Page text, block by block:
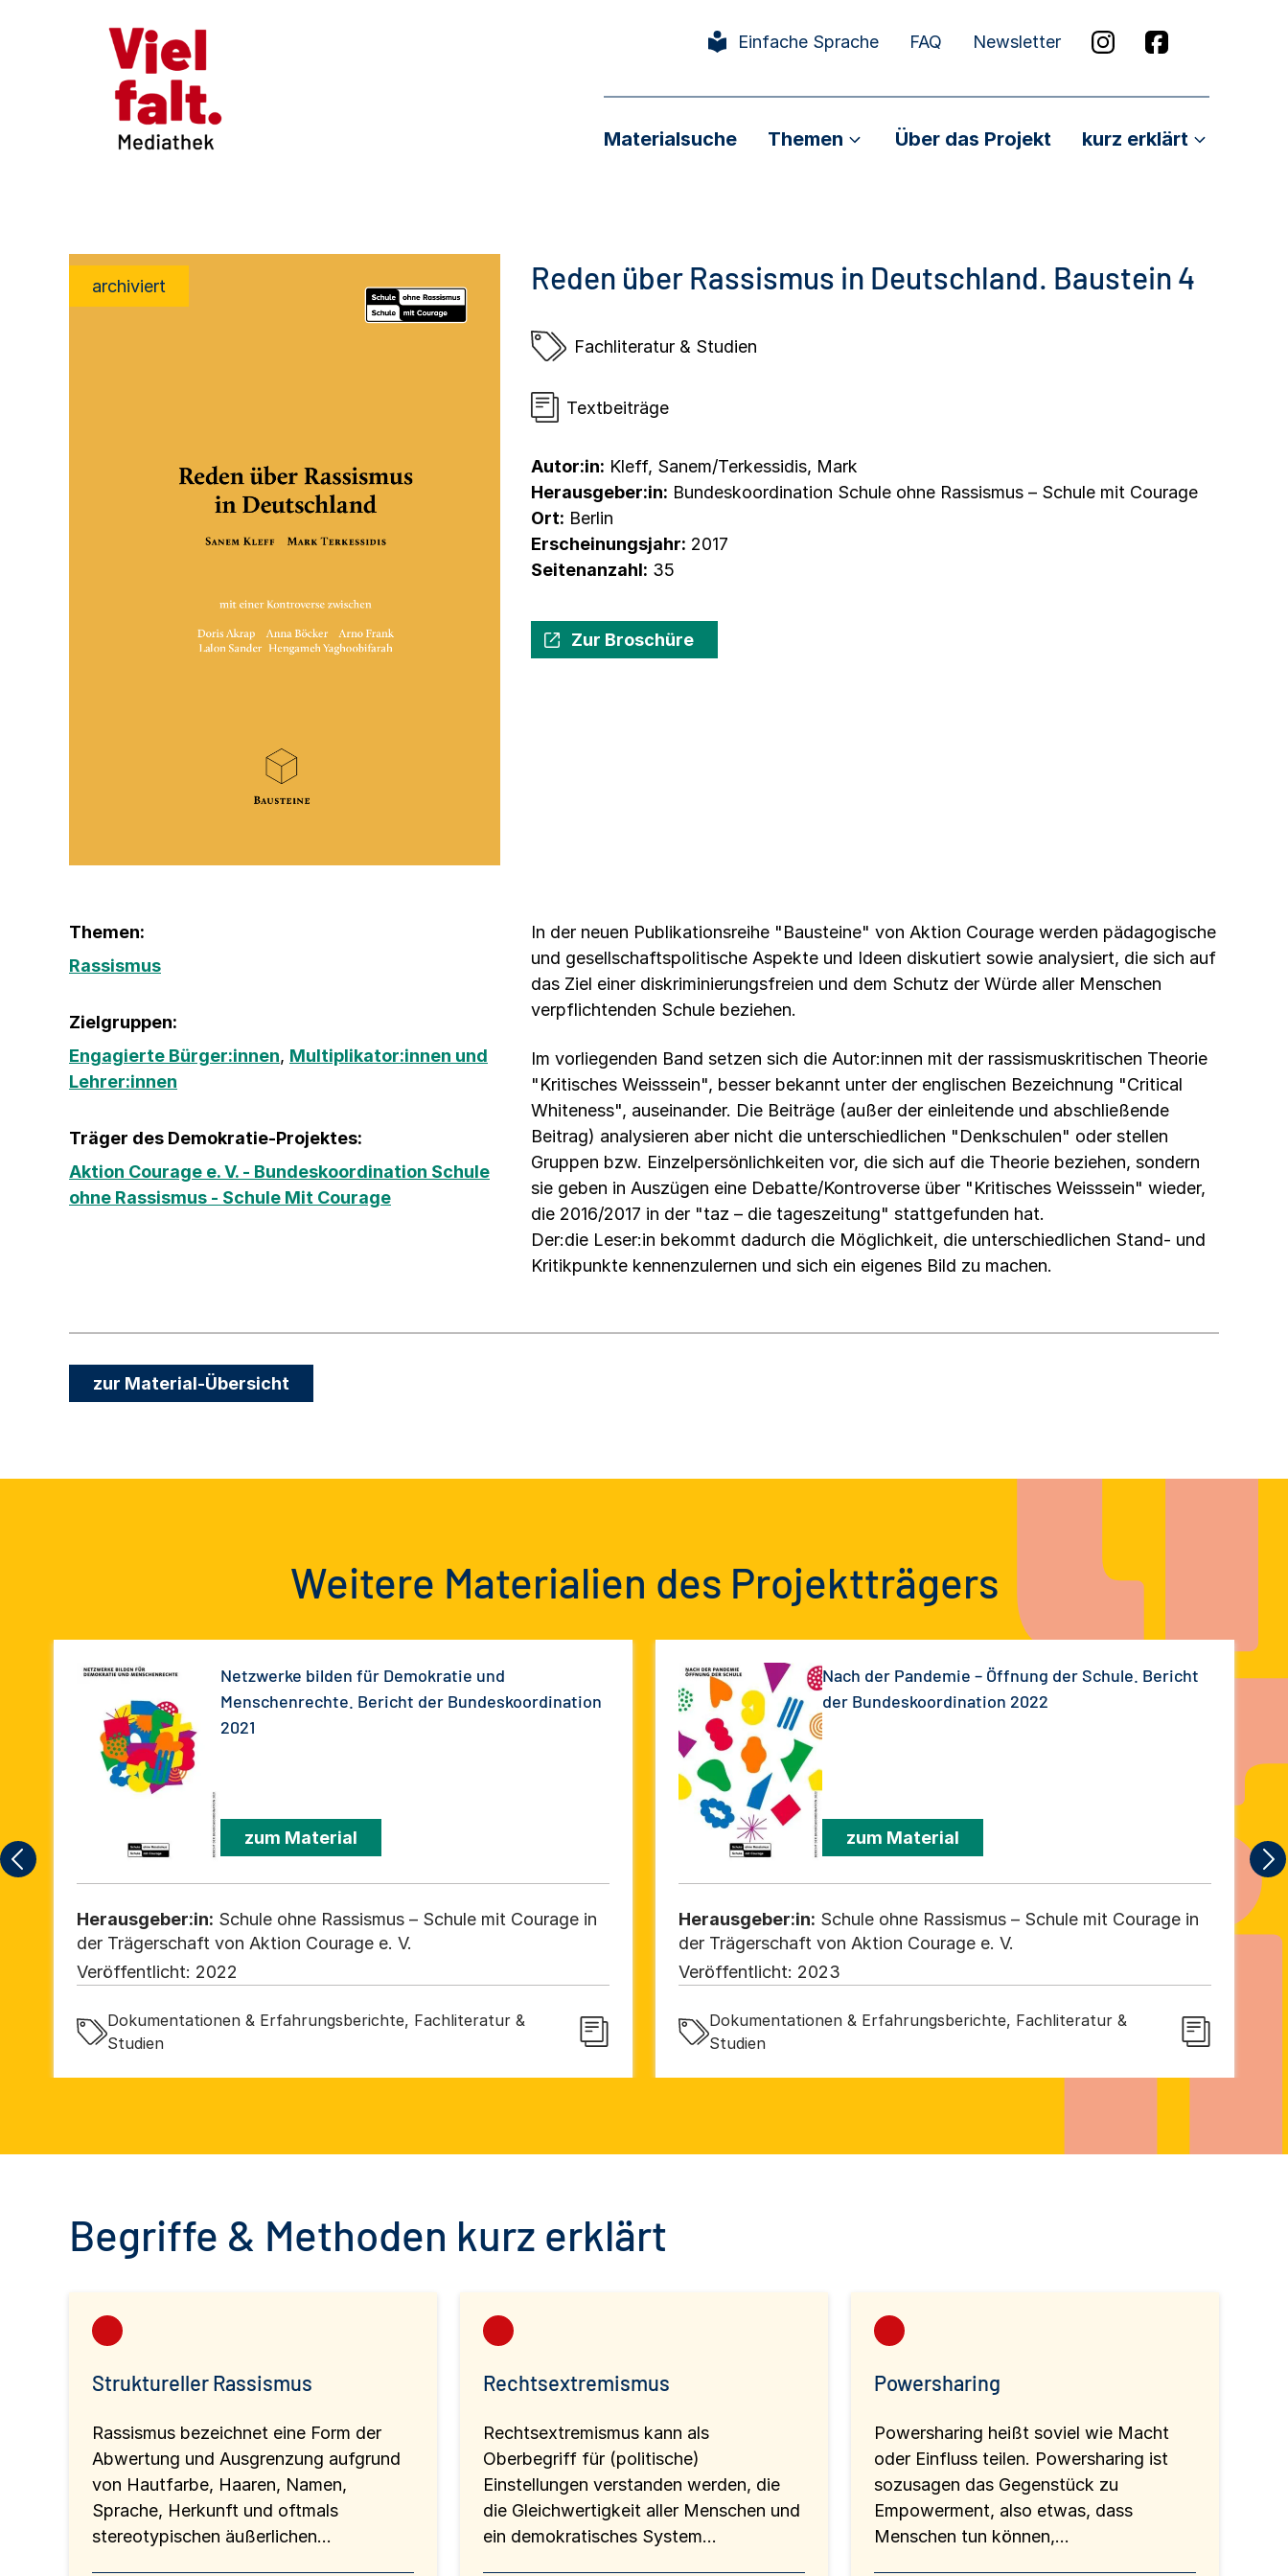
Einfache Sprache FAQ Newsletter
Materialsuche Themen Über das Projekt kurz erklärt
archiviert Reden über Rassismus in Deutschland. Baustein 4
Fachliteratur & Studien
Textbeiträge
Autor:in: Kleff, Sanem/Terkessidis, Mark
Herausgeber:in: Bundeskoordination Schule ohne Rassismus – Schule mit Courage
Ort: Berlin
Erscheinungsjahr: 2017
Seitenanzahl: 35
Zur Broschüre
Themen:
Rassismus
Zielgruppen:
Engagierte Bürger:innen, Multiplikator:innen und
Lehrer:innen
Träger des Demokratie-Projektes:
Aktion Courage e. V. - Bundeskoordination Schule
ohne Rassismus - Schule Mit Courage
In der neuen Publikationsreihe "Bausteine" von Aktion Courage werden pädagogische
und gesellschaftspolitische Aspekte und Ideen diskutiert sowie analysiert, die sich auf
das Ziel einer diskriminierungsfreien und dem Schutz der Würde aller Menschen
verpflichtenden Schule beziehen.
Im vorliegenden Band setzen sich die Autor:innen mit der rassismuskritischen Theorie
"Kritisches Weisssein", besser bekannt unter der englischen Bezeichnung "Critical
Whiteness", auseinander. Die Beiträge (außer der einleitende und abschließende
Beitrag) analysieren aber nicht die unterschiedlichen "Denkschulen" oder stellen
Gruppen bzw. Einzelpersönlichkeiten vor, die sich auf die Theorie beziehen, sondern
sie geben in Auszügen eine Debatte/Kontroverse über "Kritisches Weisssein" wieder,
die 2016/2017 in der "taz – die tageszeitung" stattgefunden hat.
Der:die Leser:in bekommt dadurch die Möglichkeit, die unterschiedlichen Stand- und
Kritikpunkte kennenzulernen und sich ein eigenes Bild zu machen.
zur Material-Übersicht
Weitere Materialien des Projektträgers
Netzwerke bilden für Demokratie und
Menschenrechte. Bericht der Bundeskoordination
2021
zum Material
Herausgeber:in: Schule ohne Rassismus – Schule mit Courage in
der Trägerschaft von Aktion Courage e. V.
Veröffentlicht: 2022
Dokumentationen & Erfahrungsberichte, Fachliteratur &
Studien
Nach der Pandemie – Öffnung der Schule. Bericht
der Bundeskoordination 2022
zum Material
Herausgeber:in: Schule ohne Rassismus – Schule mit Courage in
der Trägerschaft von Aktion Courage e. V.
Veröffentlicht: 2023
Dokumentationen & Erfahrungsberichte, Fachliteratur &
Studien
Begriffe & Methoden kurz erklärt
Struktureller Rassismus
Rassismus bezeichnet eine Form der
Abwertung und Ausgrenzung aufgrund
von Hautfarbe, Haaren, Namen,
Sprache, Herkunft und oftmals
stereotypischen äußerlichen...
Rechtsextremismus
Rechtsextremismus kann als
Oberbegriff für (politische)
Einstellungen verstanden werden, die
die Gleichwertigkeit aller Menschen und
ein demokratisches System...
Powersharing
Powersharing heißt soviel wie Macht
oder Einfluss teilen. Powersharing ist
sozusagen das Gegenstück zu
Empowerment, also etwas, dass
Menschen tun können,...